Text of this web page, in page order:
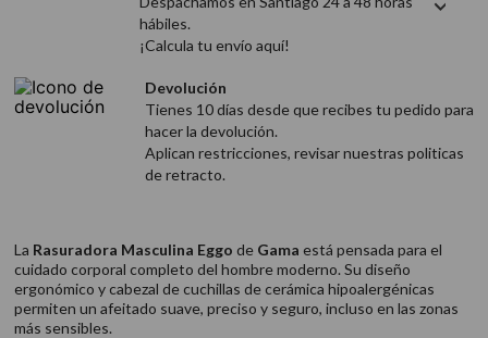
hábiles.
¡Calcula tu envío aquí!
Devolución
Tienes 10 días desde que recibes tu pedido para
hacer la devolución.
Aplican restricciones, revisar nuestras politicas
de retracto.
La Rasuradora Masculina Eggo de Gama está pensada para el
cuidado corporal completo del hombre moderno. Su diseño
ergonómico y cabezal de cuchillas de cerámica hipoalergénicas
permiten un afeitado suave, preciso y seguro, incluso en las zonas
más sensibles.